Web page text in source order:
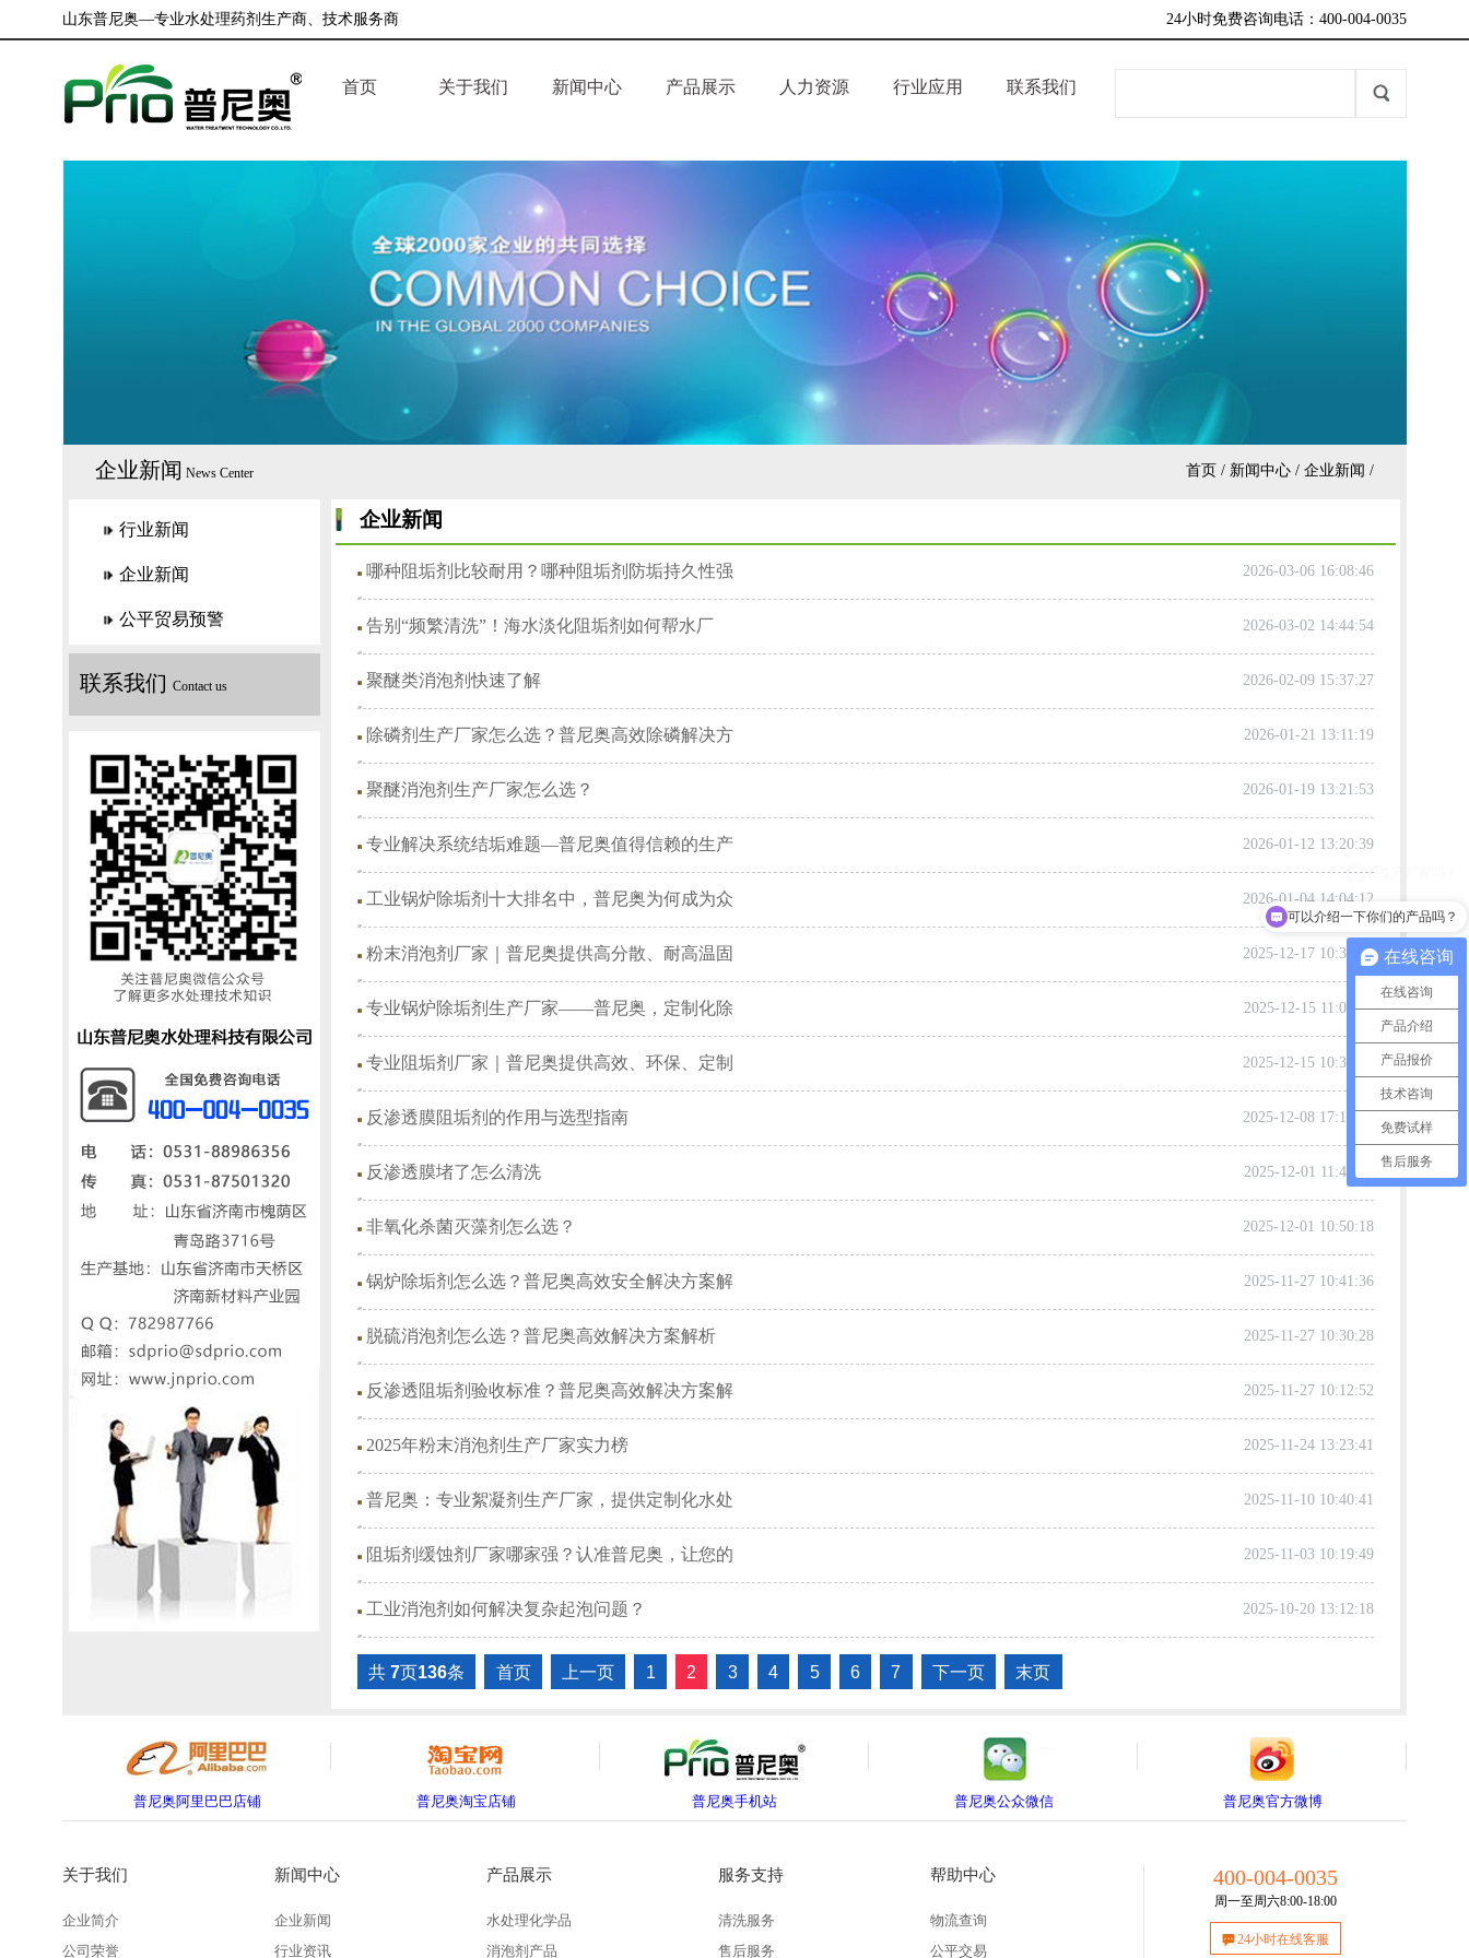
山东普尼奥—专业水处理药剂生产商、技术服务商 24小时免费咨询电话：400-004-0035
首页 关于我们
企业文化
新闻中心
行业资讯
科技创新
产品展示
污水处理药剂
电厂水处理药剂
锅炉水处理化学品
油田水处理药剂
人力资源 行业应用 联系我们
企业新闻 News Center 首页 / 新闻中心 / 企业新闻 /
行业新闻
企业新闻
公平贸易预警
联系我们 Contact us
企业新闻
哪种阻垢剂比较耐用？哪种阻垢剂防垢持久性强 2026-03-06 16:08:46
告别“频繁清洗”！海水淡化阻垢剂如何帮水厂 2026-03-02 14:44:54
聚醚类消泡剂快速了解 2026-02-09 15:37:27
除磷剂生产厂家怎么选？普尼奥高效除磷解决方 2026-01-21 13:11:19
聚醚消泡剂生产厂家怎么选？ 2026-01-19 13:21:53
专业解决系统结垢难题—普尼奥值得信赖的生产 2026-01-12 13:20:39
工业锅炉除垢剂十大排名中，普尼奥为何成为众 2026-01-04 14:04:12
粉末消泡剂厂家｜普尼奥提供高分散、耐高温固 2025-12-17 10:36:38
专业锅炉除垢剂生产厂家——普尼奥，定制化除 2025-12-15 11:00:58
专业阻垢剂厂家｜普尼奥提供高效、环保、定制 2025-12-15 10:37:51
反渗透膜阻垢剂的作用与选型指南 2025-12-08 17:17:14
反渗透膜堵了怎么清洗 2025-12-01 11:41:17
非氧化杀菌灭藻剂怎么选？ 2025-12-01 10:50:18
锅炉除垢剂怎么选？普尼奥高效安全解决方案解 2025-11-27 10:41:36
脱硫消泡剂怎么选？普尼奥高效解决方案解析 2025-11-27 10:30:28
反渗透阻垢剂验收标准？普尼奥高效解决方案解 2025-11-27 10:12:52
2025年粉末消泡剂生产厂家实力榜 2025-11-24 13:23:41
普尼奥：专业絮凝剂生产厂家，提供定制化水处 2025-11-10 10:40:41
阻垢剂缓蚀剂厂家哪家强？认准普尼奥，让您的 2025-11-03 10:19:49
工业消泡剂如何解决复杂起泡问题？ 2025-10-20 13:12:18
共7页136条 首页 上一页 1 2 3 4 5 6 7 下一页 末页
普尼奥阿里巴巴店铺 普尼奥淘宝店铺 普尼奥手机站 普尼奥公众微信 普尼奥官方微博
关于我们
企业简介
公司荣誉
新闻中心
企业新闻
行业资讯
产品展示
水处理化学品
消泡剂产品
服务支持
清洗服务
售后服务
帮助中心
物流查询
公平交易
400-004-0035
周一至周六8:00-18:00
24小时在线客服
在线咨询
在线咨询
产品介绍
产品报价
技术咨询
免费试样
售后服务
可以介绍一下你们的产品吗？